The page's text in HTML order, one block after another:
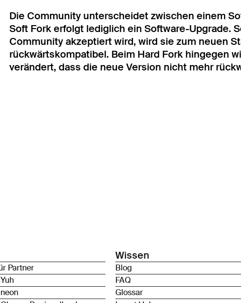
Die Community unterscheidet zwischen einem
Soft Fork erfolgt lediglich ein Software-Upgrade.
Community akzeptiert wird, wird sie zum neuen
rückwärtskompatibel. Beim Hard Fork hingegen
verändert, dass die neue Version nicht mehr
Partner
Wissen
Blog
FAQ
Glossar